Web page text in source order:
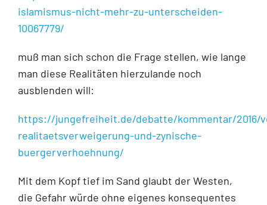
islamismus-nicht-mehr-zu-unterscheiden-
10067779/
muß man sich schon die Frage stellen, wie lange
man diese Realitäten hierzulande noch
ausblenden will:
https://jungefreiheit.de/debatte/kommentar/2016/
realitaetsverweigerung-und-zynische-
buergerverhoehnung/
Mit dem Kopf tief im Sand glaubt der Westen,
die Gefahr würde ohne eigenes konsequentes